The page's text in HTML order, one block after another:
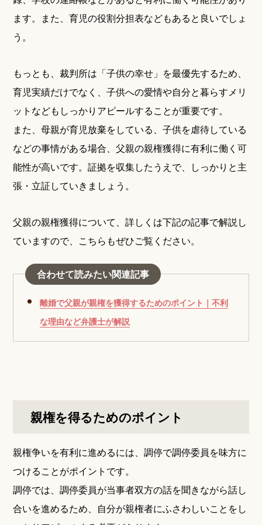
ます。また、育児の役割分担表などもあると良いでしょ
う。
もっとも、裁判所は「子供の幸せ」を最優先するため、
育児実績だけでなく、子供への愛情や自分と暮らすメリ
ットなどもしっかりアピールすることが重要です。
また、母親が育児放棄をしている、子供を虐待している
などの事情がある場合、父親の親権獲得に有利に働く可
能性が高いです。証拠を収集したうえで、しっかりと主
張・立証していきましょう。
父親の親権獲得について、詳しくは下記の記事で解説し
ていますので、こちらもぜひご覧ください。
合わせて読みたい関連記事
離婚で父親が親権を獲得するためのポイント｜不利
な理由など弁護士が解説
親権を得るためのポイント
親権争いを有利に進めるには、調停で調停委員を味方に
つけることがポイントです。
調停では、調停委員が当事者双方の話を聞きながら話し
合いを進めるため、自分が親権者にふさわしいことをし